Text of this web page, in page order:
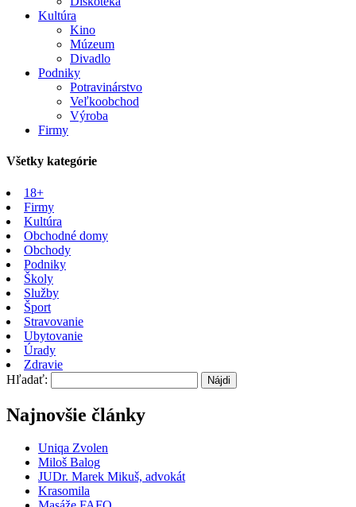
Kultúra
Kino
Múzeum
Divadlo
Podniky
Potravinárstvo
Veľkoobchod
Výroba
Firmy
Všetky kategórie
18+
Firmy
Kultúra
Obchodné domy
Obchody
Podniky
Školy
Služby
Šport
Stravovanie
Ubytovanie
Úrady
Zdravie
Hľadať:
Najnovšie články
Uniqa Zvolen
Miloš Balog
JUDr. Marek Mikuš, advokát
Krasomila